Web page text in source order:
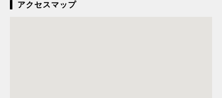
アクセスマップ